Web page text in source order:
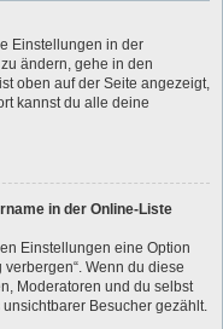
Einstellungen in der
ändern, gehe in den
oben auf der Seite angezeigt,
kannst du alle deine
in der Online-Liste
Einstellungen eine Option
Wenn du diese
Moderatoren und du selbst
Besucher gezählt.